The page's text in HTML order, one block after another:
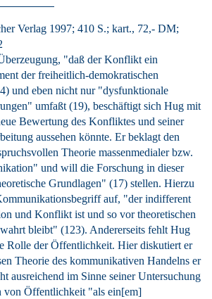
Verlag 1997; 410 S.; kart., 72,- DM;
"daß der Konflikt ein
der freiheitlich-demokratischen
und eben nicht nur "dysfunktionale
umfaßt (19), beschäftigt sich Hug mit
Bewertung des Konfliktes und seiner
aussehen könnte. Er beklagt den
Theorie massenmedialer bzw.
und will die Forschung in dieser
Grundlagen" (17) stellen. Hierzu
auf, "der indifferent
und Konflikt ist und so vor theoretischen
bleibt" (123). Andererseits fehlt Hug
Rolle der Öffentlichkeit. Hier diskutiert er
Theorie des kommunikativen Handelns er
ausreichend im Sinne seiner Untersuchung
von Öffentlichkeit "als ein[em]